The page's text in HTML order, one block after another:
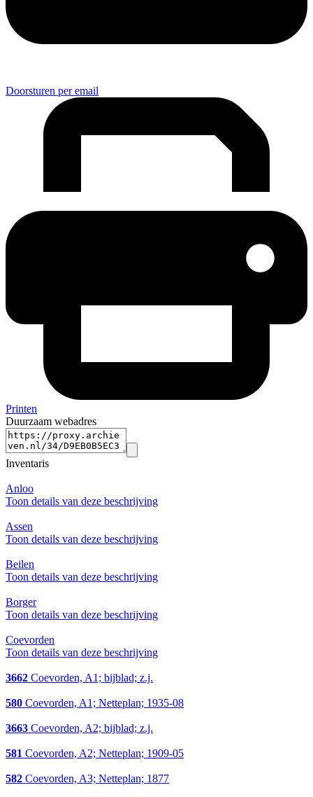
Doorsturen per email
Printen
Duurzaam webadres
Inventaris
Anloo
Toon details van deze beschrijving
Assen
Toon details van deze beschrijving
Beilen
Toon details van deze beschrijving
Borger
Toon details van deze beschrijving
Coevorden
Toon details van deze beschrijving
3662 Coevorden, A1; bijblad; z.j.
580 Coevorden, A1; Netteplan; 1935-08
3663 Coevorden, A2; bijblad; z.j.
581 Coevorden, A2; Netteplan; 1909-05
582 Coevorden, A3; Netteplan; 1877